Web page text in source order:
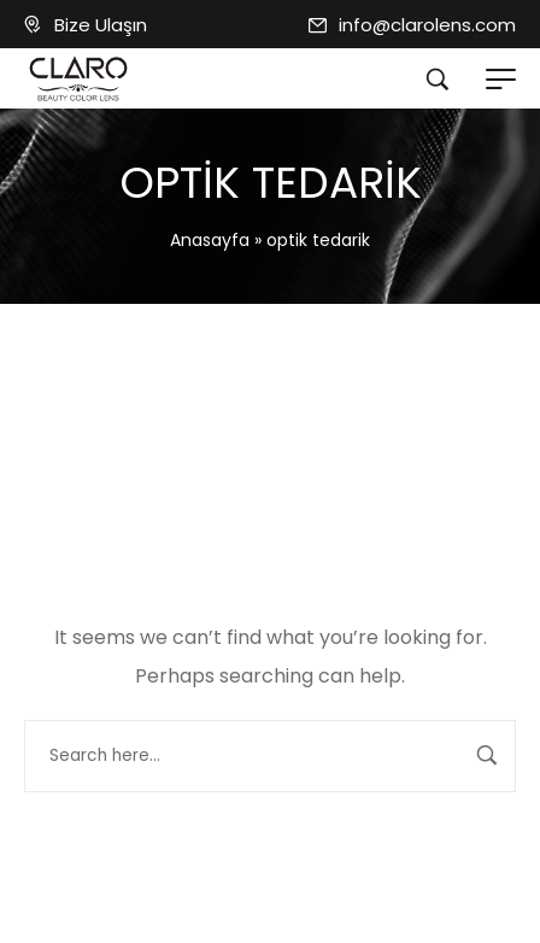
Bize Ulaşın info@clarolens.com
OPTIK TEDARIK
Anasayfa » optik tedarik
It seems we can’t find what you’re looking for.
Perhaps searching can help.